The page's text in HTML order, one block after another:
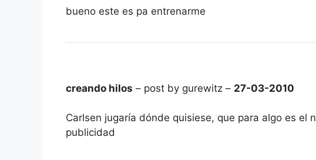
bueno este es pa entrenarme
creando hilos – post by gurewitz – 27-03-2010
Carlsen jugaría dónde quisiese, que para algo es el
publicidad